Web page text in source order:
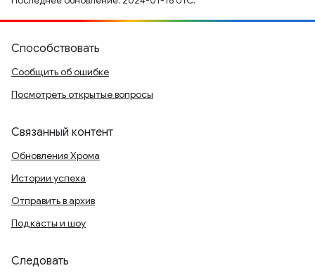
Способствовать
Сообщить об ошибке
Посмотреть открытые вопросы
Связанный контент
Обновления Хрома
Истории успеха
Отправить в архив
Подкасты и шоу
Следовать